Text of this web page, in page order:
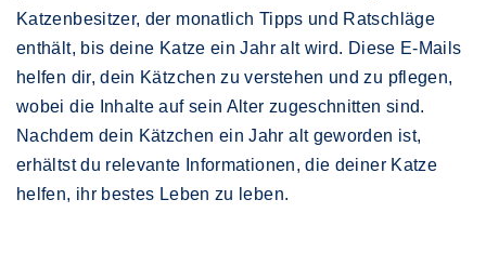
Katzenbesitzer, der monatlich Tipps und Ratschläge
enthält, bis deine Katze ein Jahr alt wird. Diese E-Mails
helfen dir, dein Kätzchen zu verstehen und zu pflegen,
wobei die Inhalte auf sein Alter zugeschnitten sind.
Nachdem dein Kätzchen ein Jahr alt geworden ist,
erhältst du relevante Informationen, die deiner Katze
helfen, ihr bestes Leben zu leben.